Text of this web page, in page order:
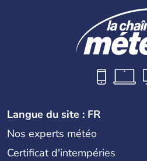
Langue du site : FR
Nos experts météo
Certificat d'intempéries